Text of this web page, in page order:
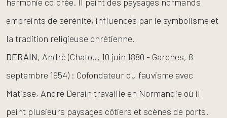
harmonie colorée. Il peint des paysages normands
empreints de sérénité, influencés par le symbolisme et
la tradition religieuse chrétienne.
DERAIN, André (Chatou, 10 juin 1880 - Garches, 8
septembre 1954) : Cofondateur du fauvisme avec
Matisse, André Derain travaille en Normandie où il
peint plusieurs paysages côtiers et scènes de ports.